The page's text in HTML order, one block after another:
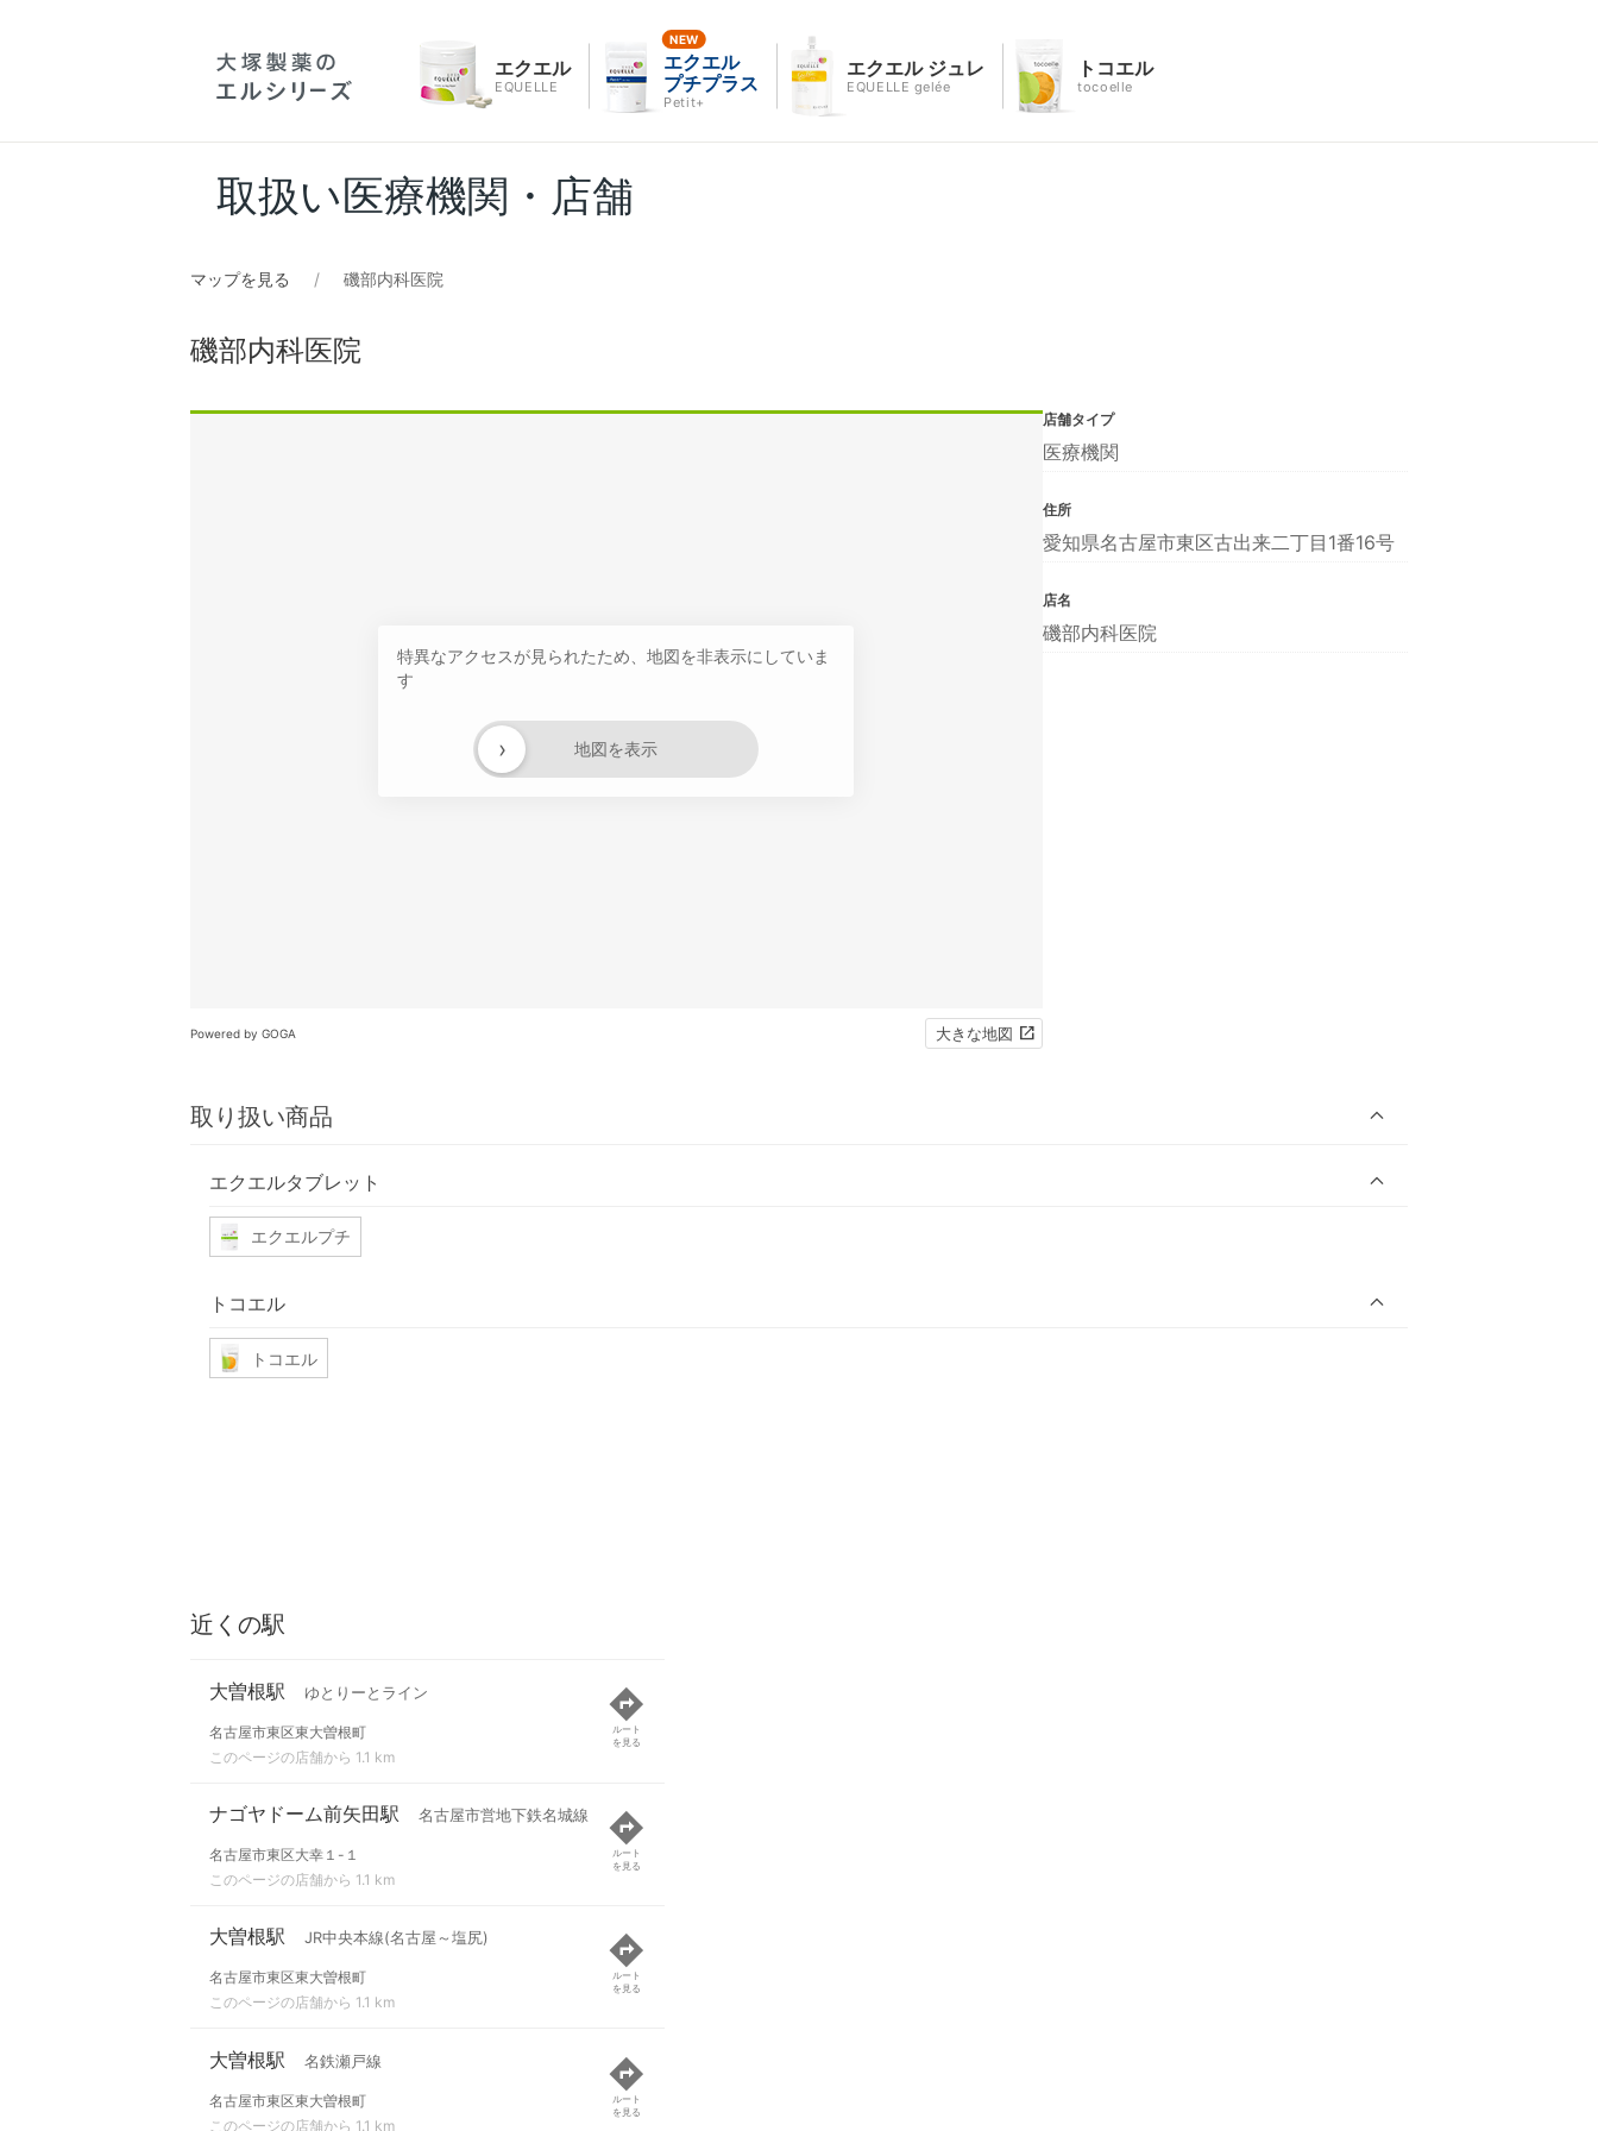
エクエル
EQUELLE
エクエル
プチプラス
Petit+
エクエル ジュレ
EQUELLE gelée
トコエル
tocoelle
取扱い医療機関・店舗
マップを見る 磯部内科医院
磯部内科医院
特異なアクセスが見られたため、地図を非表示にしていま
す
地図を表示
›
Powered by GOGA 大きな地図
取り扱い商品
エクエルタブレット
エクエルプチ
トコエル
トコエル
店舗タイプ
医療機関
住所
愛知県名古屋市東区古出来二丁目1番16号
店名
磯部内科医院
近くの駅
大曽根駅 ゆとりーとライン
名古屋市東区東大曽根町
このページの店舗から 1.1 km
ルート
を見る
ナゴヤドーム前矢田駅 名古屋市営地下鉄名城線
名古屋市東区大幸１-１
このページの店舗から 1.1 km
ルート
を見る
大曽根駅 JR中央本線(名古屋～塩尻)
名古屋市東区東大曽根町
このページの店舗から 1.1 km
ルート
を見る
大曽根駅 名鉄瀬戸線
名古屋市東区東大曽根町
このページの店舗から 1.1 km
ルート
を見る